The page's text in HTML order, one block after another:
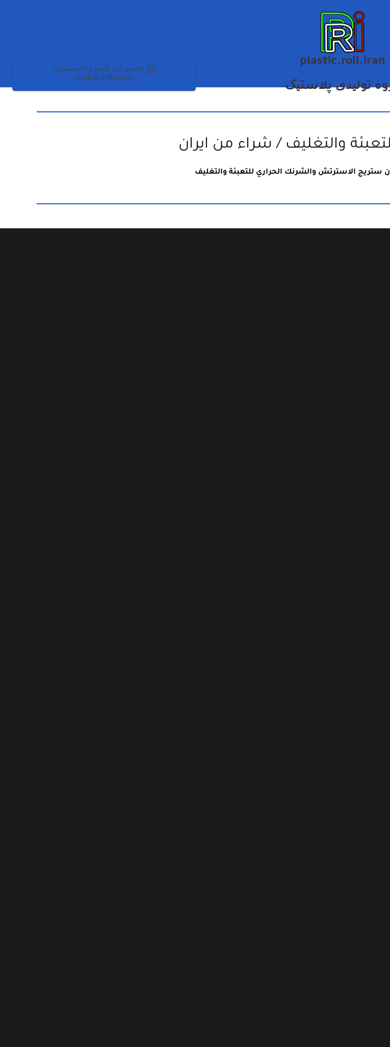
plastic.roll.iran
تولیدی پلاستیک
واتس اب للبيع والاستشارة
00989059865093
والتغليف / شراء من ايران
ستريج الاسترتش والشرنك الحراري للتعبئة والتغليف